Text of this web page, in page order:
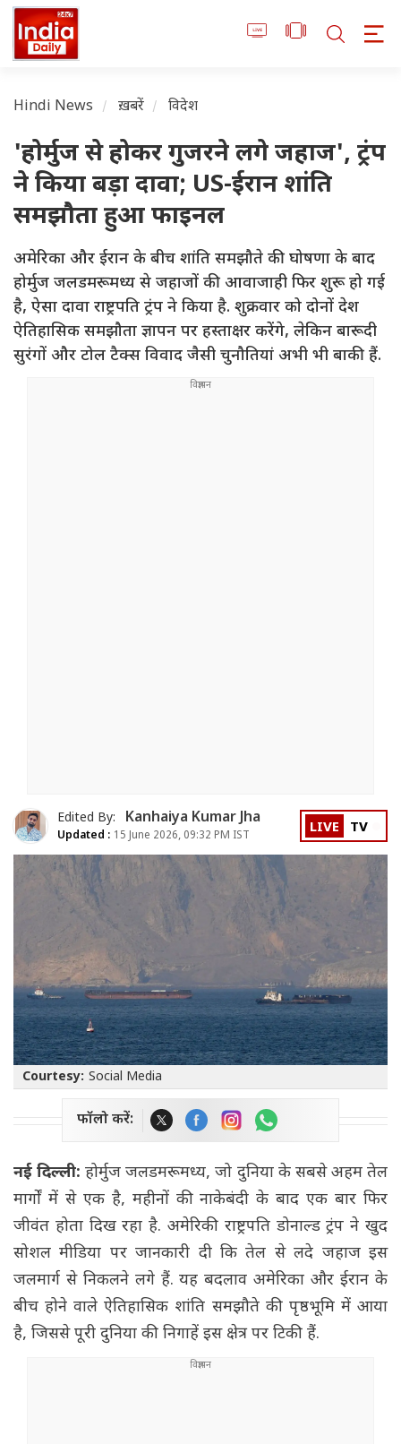
Hindi News ख़बरें विदेश
'होर्मुज से होकर गुजरने लगे जहाज', ट्रंप
ने किया बड़ा दावा; US-ईरान शांति
समझौता हुआ फाइनल
अमेरिका और ईरान के बीच शांति समझौते की घोषणा के बाद
होर्मुज जलडमरूमध्य से जहाजों की आवाजाही फिर शुरू हो गई
है, ऐसा दावा राष्ट्रपति ट्रंप ने किया है. शुक्रवार को दोनों देश
ऐतिहासिक समझौता ज्ञापन पर हस्ताक्षर करेंगे, लेकिन बारूदी
सुरंगों और टोल टैक्स विवाद जैसी चुनौतियां अभी भी बाकी हैं.
Edited By: Kanhaiya Kumar Jha
Updated : 15 June 2026, 09:32 PM IST LIVE TV
Courtesy: Social Media
फॉलो करें:
नई दिल्ली: होर्मुज जलडमरूमध्य, जो दुनिया के सबसे अहम तेल
मार्गों में से एक है, महीनों की नाकेबंदी के बाद एक बार फिर
जीवंत होता दिख रहा है. अमेरिकी राष्ट्रपति डोनाल्ड ट्रंप ने खुद
सोशल मीडिया पर जानकारी दी कि तेल से लदे जहाज इस
जलमार्ग से निकलने लगे हैं. यह बदलाव अमेरिका और ईरान के
बीच होने वाले ऐतिहासिक शांति समझौते की पृष्ठभूमि में आया
है, जिससे पूरी दुनिया की निगाहें इस क्षेत्र पर टिकी हैं.